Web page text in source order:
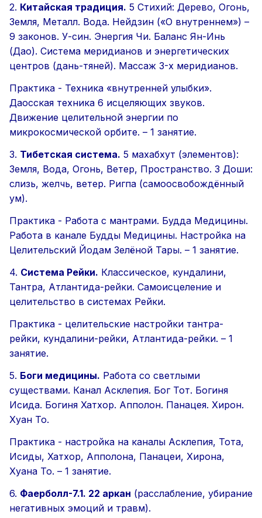
2. Китайская традиция. 5 Стихий: Дерево, Огонь,
Земля, Металл. Вода. Нейдзин («О внутреннем») –
9 законов. У-син. Энергия Чи. Баланс Ян-Инь
(Дао). Система меридианов и энергетических
центров (дань-тяней). Массаж 3-х меридианов.
Практика - Техника «внутренней улыбки».
Даосская техника 6 исцеляющих звуков.
Движение целительной энергии по
микрокосмической орбите. – 1 занятие.
3. Тибетская система. 5 махабхут (элементов):
Земля, Вода, Огонь, Ветер, Пространство. 3 Доши:
слизь, желчь, ветер. Ригпа (самоосвобождённый
ум).
Практика - Работа с мантрами. Будда Медицины.
Работа в канале Будды Медицины. Настройка на
Целительский Йодам Зелёной Тары. – 1 занятие.
4. Система Рейки. Классическое, кундалини,
Тантра, Атлантида-рейки. Самоисцеление и
целительство в системах Рейки.
Практика - целительские настройки тантра-
рейки, кундалини-рейки, Атлантида-рейки. – 1
занятие.
5. Боги медицины. Работа со светлыми
существами. Канал Асклепия. Бог Тот. Богиня
Исида. Богиня Хатхор. Апполон. Панацея. Хирон.
Хуан То.
Практика - настройка на каналы Асклепия, Тота,
Исиды, Хатхор, Апполона, Панацеи, Хирона,
Хуана То. – 1 занятие.
6. Фаерболл-7.1. 22 аркан (расслабление, убирание
негативных эмоций и травм).